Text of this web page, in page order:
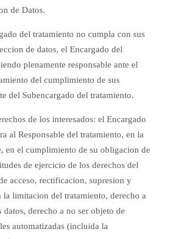
de Datos.
del tratamiento no cumpla con sus
de datos, el Encargado del
plenamente responsable ante el
del cumplimiento de sus
del Subencargado del tratamiento.
de los interesados: el Encargado
al Responsable del tratamiento, en la
en el cumplimiento de su obligacion de
de ejercicio de los derechos del
acceso, rectificacion, supresion y
la limitacion del tratamiento, derecho a
derecho a no ser objeto de
automatizadas (incluida la